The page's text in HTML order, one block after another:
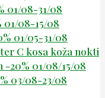
01/08-31/08
01/08-15/08
01/05-31/08
C kosa koža nokti
20% 01/08/15/08
03/08-23/08